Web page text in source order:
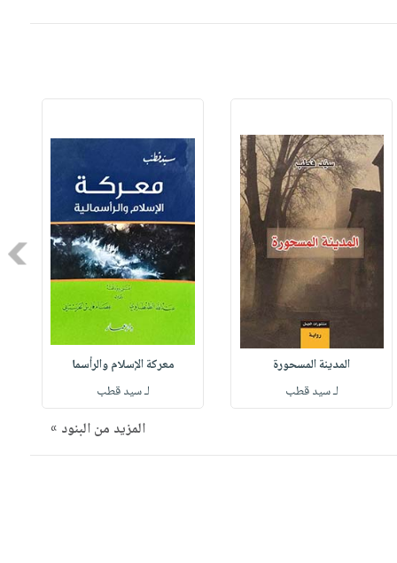
المدينة المسحورة
لـ سيد قطب
معركة الإسلام والرأسما
لـ سيد قطب
المزيد من البنود »